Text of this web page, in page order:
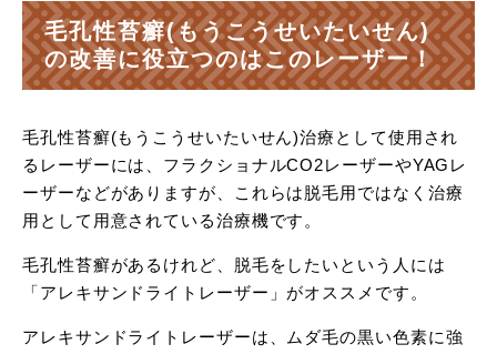
毛孔性苔癬(もうこうせいたいせん)
の改善に役立つのはこのレーザー！
毛孔性苔癬(もうこうせいたいせん)治療として使用され
るレーザーには、フラクショナルCO2レーザーやYAGレ
ーザーなどがありますが、これらは脱毛用ではなく治療
用として用意されている治療機です。
毛孔性苔癬があるけれど、脱毛をしたいという人には
「アレキサンドライトレーザー」がオススメです。
アレキサンドライトレーザーは、ムダ毛の黒い色素に強